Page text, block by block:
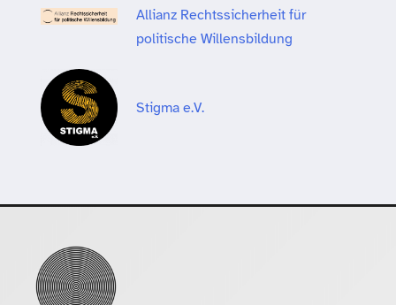
Allianz Rechtssicherheit für
politische Willensbildung
Stigma e.V.